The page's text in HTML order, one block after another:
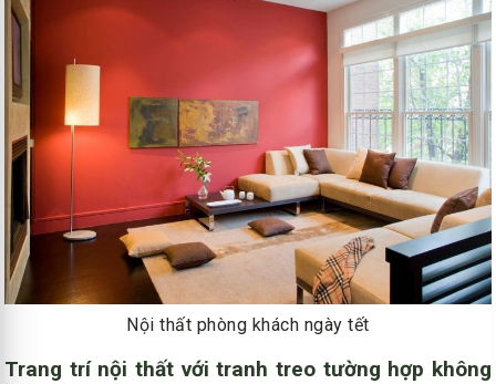
Nội thất phòng khách ngày tết
Trang trí nội thất với tranh treo tường hợp không